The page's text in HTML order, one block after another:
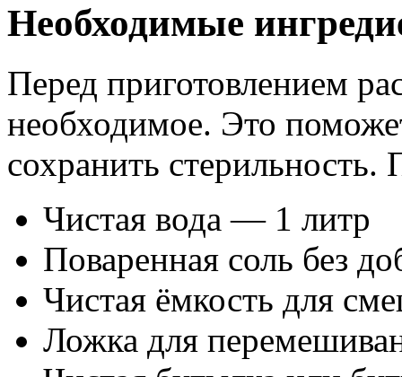
Необходимые
Перед приготовлением
необходимое. Это
сохранить стерильность.
Чистая вода — 1 литр
Поваренная соль без
Чистая ёмкость для
Ложка для